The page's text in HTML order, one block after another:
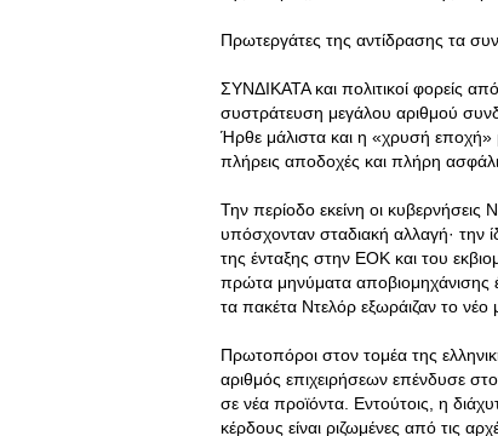
Πρωτεργάτες της αντίδρασης τα
ΣΥΝΔΙΚΑΤΑ και πολιτικοί φορείς
συστράτευση μεγάλου αριθμού
Ήρθε μάλιστα και η «χρυσή
πλήρεις αποδοχές και πλήρη
Την περίοδο εκείνη οι
υπόσχονταν σταδιακή αλλαγή· την
της ένταξης στην ΕΟΚ και του
πρώτα μηνύματα αποβιομηχάνισης
τα πακέτα Ντελόρ εξωράιζαν το νέο
Πρωτοπόροι στον τομέα της
αριθμός επιχειρήσεων επένδυσε
σε νέα προϊόντα. Εντούτοις, η
κέρδους είναι ριζωμένες από τις